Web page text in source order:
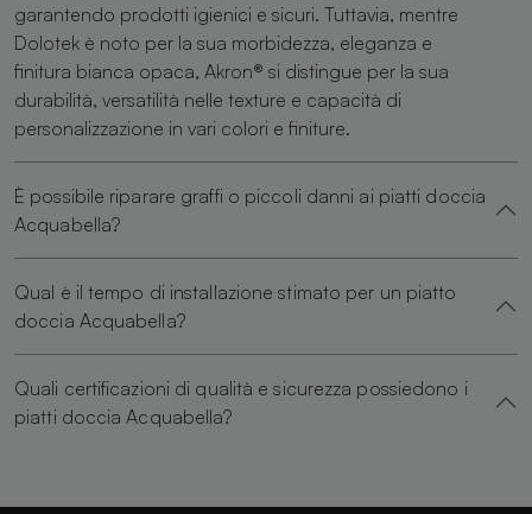
garantendo prodotti igienici e sicuri. Tuttavia, mentre
Dolotek è noto per la sua morbidezza, eleganza e
finitura bianca opaca, Akron® si distingue per la sua
durabilità, versatilità nelle texture e capacità di
personalizzazione in vari colori e finiture.
È possibile riparare graffi o piccoli danni ai piatti doccia
Acquabella?
Qual è il tempo di installazione stimato per un piatto
doccia Acquabella?
Quali certificazioni di qualità e sicurezza possiedono i
piatti doccia Acquabella?